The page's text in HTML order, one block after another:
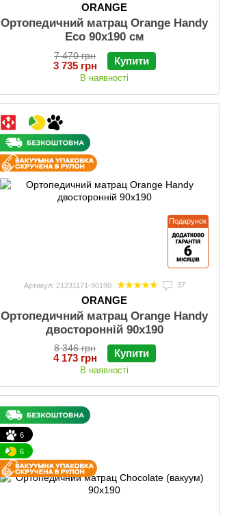
ORANGE
Ортопедичний матрац Orange Handy
Eco 90х190 см
7 470 грн
3 735 грн Купити
В наявності
Подарунок
Артикул: 21231171-90190 37
ORANGE
Ортопедичний матрац Orange Handy
двосторонній 90x190
8 346 грн
4 173 грн Купити
В наявності
6
6